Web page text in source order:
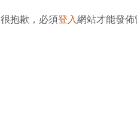
很抱歉，必須登入網站才能發佈